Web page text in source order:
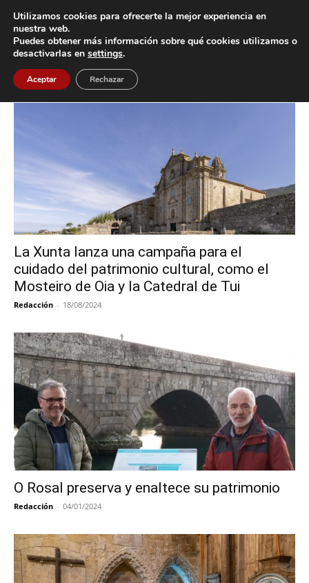
Inicio Etiquetas Patrimonio
Etiqueta: Patrimonio
La Xunta lanza una campaña para el
cuidado del patrimonio cultural, como el
Mosteiro de Oia y la Catedral de Tui
Redacción - 18/08/2024
O Rosal preserva y enaltece su patrimonio
Redacción - 04/01/2024
Utilizamos cookies para ofrecerte la mejor experiencia en
nuestra web.
Puedes obtener más información sobre qué cookies utilizamos o
desactivarlas en settings.
Aceptar Rechazar